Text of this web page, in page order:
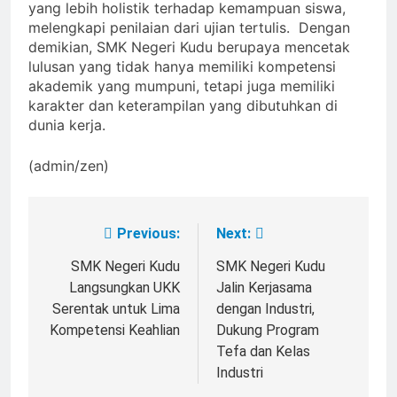
yang lebih holistik terhadap kemampuan siswa,
melengkapi penilaian dari ujian tertulis. Dengan
demikian, SMK Negeri Kudu berupaya mencetak
lulusan yang tidak hanya memiliki kompetensi
akademik yang mumpuni, tetapi juga memiliki
karakter dan keterampilan yang dibutuhkan di
dunia kerja.
(admin/zen)
navigation
Previous:
SMK Negeri Kudu
Langsungkan UKK
Serentak untuk Lima
Kompetensi Keahlian
Next:
SMK Negeri Kudu
Jalin Kerjasama
dengan Industri,
Dukung Program
Tefa dan Kelas
Industri